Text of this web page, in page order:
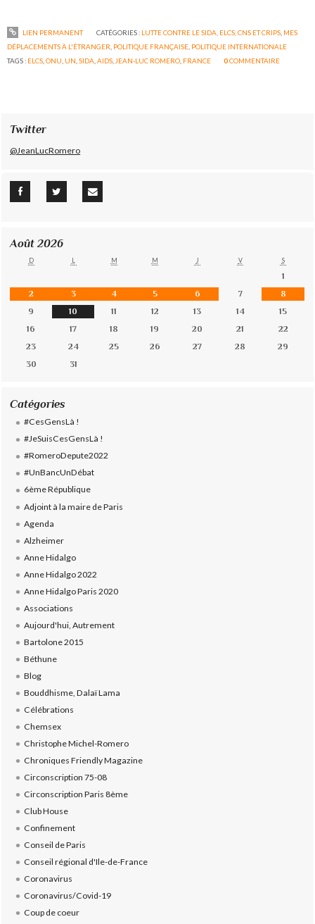
LIEN PERMANENT CATÉGORIES : LUTTE CONTRE LE SIDA, ELCS, CNS ET CRIPS, MES
DÉPLACEMENTS À L'ÉTRANGER POLITIQUE FRANÇAISE POLITIQUE INTERNATIONALE
TAGS : ELCS ,ONU UN ,SIDA ,AIDS JEAN-LUC ROMERO FRANCE 0COMMENTAIRE
Twitter
@JeanLucRomero
Août 2026
D L M M J V S
1
2
3 4 5 6 7
8
9
10 11 12 13 14
15
16
17 18 19 20 21
22
23
24 25 26 27 28
29
30
31
Catégories
#CesGensLà !
#JeSuisCesGensLà !
#RomeroDepute2022
#UnBancUnDébat
6ème République
Adjoint à la maire de Paris
Agenda
Alzheimer
Anne Hidalgo
Anne Hidalgo 2022
Anne Hidalgo Paris 2020
Associations
Aujourd'hui, Autrement
Bartolone 2015
Béthune
Blog
Bouddhisme, Dalaï Lama
Célébrations
Chemsex
Christophe Michel-Romero
Chroniques Friendly Magazine
Circonscription 75-08
Circonscription Paris 8ème
Club House
Confinement
Conseil de Paris
Conseil régional d'Ile-de-France
Coronavirus
Coronavirus/Covid-19
Coup de coeur